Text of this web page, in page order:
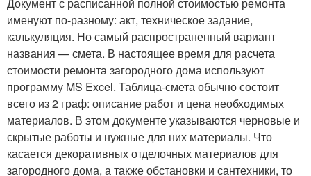
именуют по-разному: акт, техническое задание,
калькуляция. Но самый распространенный вариант
названия — смета. В настоящее время для расчета
стоимости ремонта загородного дома используют
программу MS Excel. Таблица-смета обычно состоит
всего из 2 граф: описание работ и цена необходимых
материалов. В этом документе указываются черновые и
скрытые работы и нужные для них материалы. Что
касается декоративных отделочных материалов для
загородного дома, а также обстановки и сантехники, то